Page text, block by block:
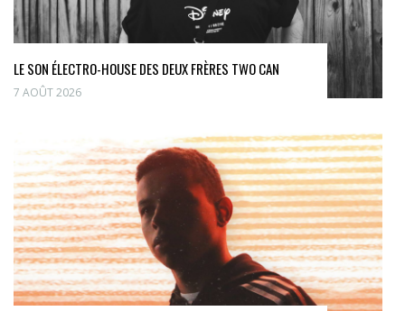
LE SON ÉLECTRO-HOUSE DES DEUX FRÈRES TWO CAN
7 AOÛT 2026